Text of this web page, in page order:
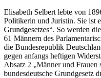
Elisabeth Selbert lebte von
Politikerin und Juristin. Sie ist
Grundgesetzes“. So werden
61 Männern des
die Bundesrepublik
gegen anfangs heftigen
Absatz 2 „Männer und Frauen
bundesdeutsche Grundgesetz